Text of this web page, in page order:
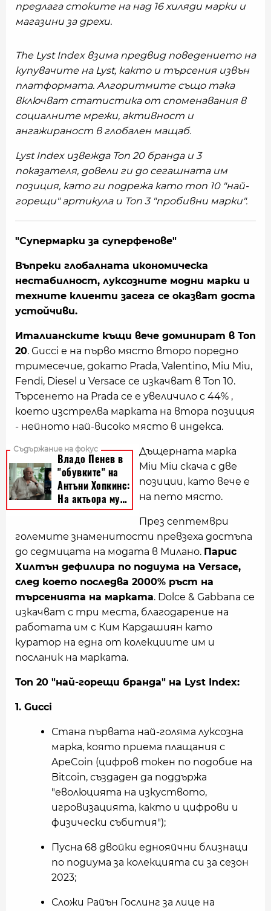
предлага стоките на над 16 хиляди марки и
магазини за дрехи.
The Lyst Index взима предвид поведението на
купувачите на Lyst, както и търсения извън
платформата. Алгоритмите също така
включват статистика от споменавания в
социалните мрежи, активност и
ангажираност в глобален мащаб.
Lyst Index извежда Топ 20 бранда и 3
показателя, довели ги до сегашната им
позиция, като ги подрежа като топ 10 "най-
горещи" артикула и Топ 3 "пробивни марки".
"Супермарки за суперфенове"
Въпреки глобалната икономическа
нестабилност, луксозните модни марки и
техните клиенти засега се оказват доста
устойчиви.
Италианските къщи вече доминират в Топ
20. Gucci е на първо място второ поредно
тримесечие, докато Prada, Valentino, Miu Miu,
Fendi, Diesel и Versace се изкачват в Топ 10.
Търсенето на Prada се е увеличило с 44% ,
което изстрелва марката на втора позиция
- нейното най-високо място в индекса.
Дъщерната марка
Miu Miu скача с две
позиции, като вече е
на пето място.
През септември
големите знаменитости превзеха достъпа
до седмицата на модата в Милано. Парис
Хилтън дефилира по подиума на Versace,
след което последва 2000% ръст на
търсенията на марката. Dolce & Gabbana се
изкачват с три места, благодарение на
работата им с Ким Кардашиян като
куратор на една от колекциите им и
посланик на марката.
Топ 20 "най-горещи бранда" на Lyst Index:
1. Gucci
Стана първата най-голяма луксозна
марка, която приема плащания с
ApeCoin (цифров токен по подобие на
Bitcoin, създаден да поддържа
"еволюцията на изкуството,
игровизацията, както и цифрови и
физически събития");
Пусна 68 двойки еднояйчни близнаци
по подиума за колекцията си за сезон
2023;
Сложи Райън Гослинг за лице на